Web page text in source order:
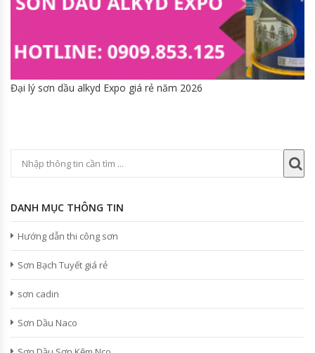
Đại lý sơn dầu alkyd Expo giá rẻ năm 2026
DANH MỤC THÔNG TIN
Hướng dẫn thi công sơn
Sơn Bạch Tuyết giá rẻ
sơn cadin
Sơn Dầu Naco